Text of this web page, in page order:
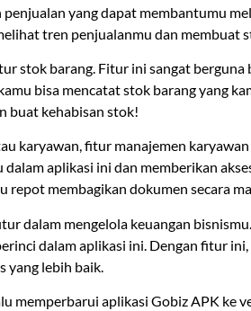
penjualan yang dapat membantumu
tren penjualanmu dan membuat
stok barang. Fitur ini sangat
bisa mencatat stok barang yang
buat kehabisan stok!
karyawan, fitur manajemen
aplikasi ini dan memberikan
repot membagikan dokumen secara
dalam mengelola keuangan
dalam aplikasi ini. Dengan fitur
yang lebih baik.
memperbarui aplikasi Gobiz APK ke